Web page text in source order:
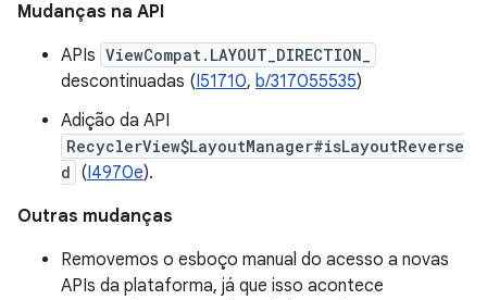
Mudanças na API
APIs ViewCompat.LAYOUT_DIRECTION_
descontinuadas (I51710, b/317055535)
Adição da API
RecyclerView$LayoutManager#isLayoutReverse
d (I4970e).
Outras mudanças
Removemos o esboço manual do acesso a novas
APIs da plataforma, já que isso acontece